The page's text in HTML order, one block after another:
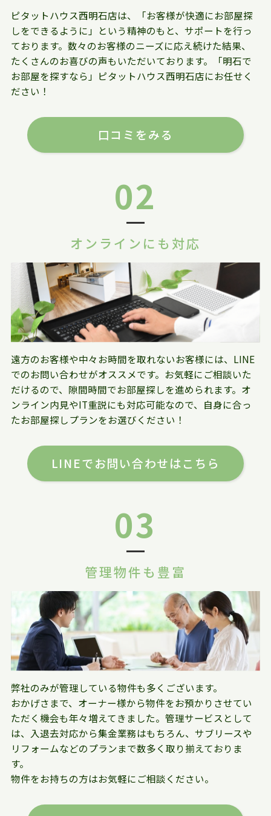
ピタットハウス西明石店は、「お客様が快適にお部屋探
しをできるように」という精神のもと、サポートを行っ
ております。数々のお客様のニーズに応え続けた結果、
たくさんのお喜びの声もいただいております。「明石で
お部屋を探すなら」ピタットハウス西明石店にお任せく
ださい！
口コミをみる
02
オンラインにも対応
遠方のお客様や中々お時間を取れないお客様には、LINE
でのお問い合わせがオススメです。お気軽にご相談いた
だけるので、隙間時間でお部屋探しを進められます。オ
ンライン内見やIT重説にも対応可能なので、自身に合っ
たお部屋探しプランをお選びください！
LINEでお問い合わせはこちら
03
管理物件も豊富
弊社のみが管理している物件も多くございます。
おかげさまで、オーナー様から物件をお預かりさせてい
ただく機会も年々増えてきました。管理サービスとして
は、入退去対応から集金業務はもちろん、サブリースや
リフォームなどのプランまで数多く取り揃えておりま
す。
物件をお持ちの方はお気軽にご相談ください。